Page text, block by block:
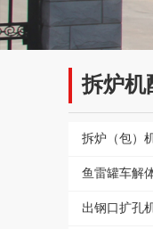
拆炉机
拆炉（包）
鱼雷罐车解
出钢口扩孔